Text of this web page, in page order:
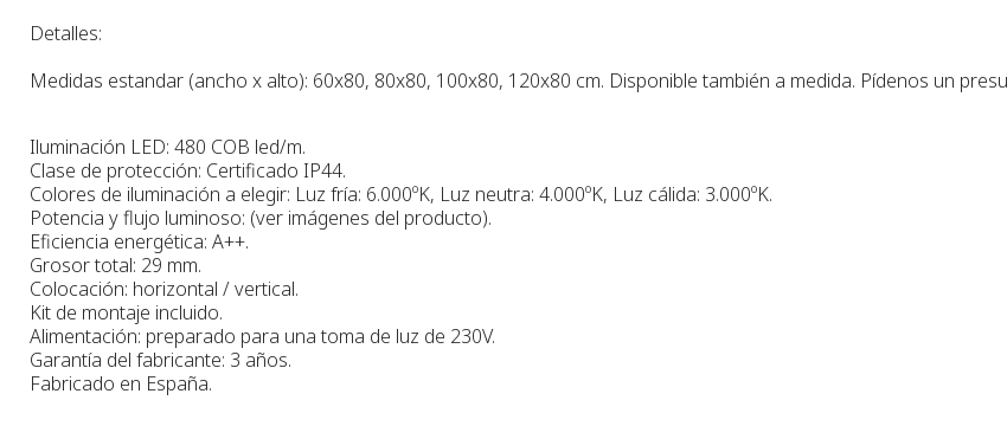
Detalles:
Medidas estandar (ancho x alto): 60x80, 80x80, 100x80, 120x80 cm. Disponible también a medida. Pídenos un
Iluminación LED: 480 COB led/m.
Clase de protección: Certificado IP44.
Colores de iluminación a elegir: Luz fría: 6.000ºK, Luz neutra: 4.000ºK, Luz cálida: 3.000ºK.
Potencia y flujo luminoso: (ver imágenes del producto).
Eficiencia energética: A++.
Grosor total: 29 mm.
Colocación: horizontal / vertical.
Kit de montaje incluido.
Alimentación: preparado para una toma de luz de 230V.
Garantía del fabricante: 3 años.
Fabricado en España.